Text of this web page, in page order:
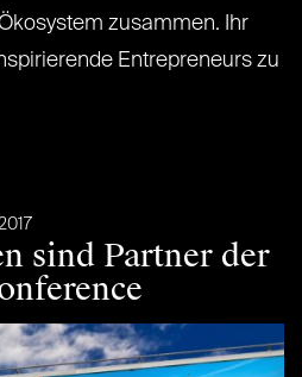
zusammen. Ihr
Entrepreneurs zu
sind Partner der